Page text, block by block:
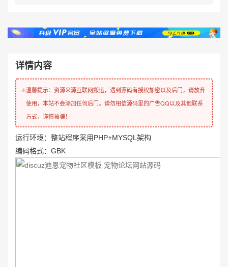
详情内容
⚠️温馨提示：资源来源互联网搬运，遇到源码有授权加密以及后门，请放弃
使用，本站不会添加任何后门。请勿相信源码里的广告QQ以及其他联系
方式，谨慎被骗！
运行环境：整站程序采用PHP+MYSQL架构
编码格式：GBK